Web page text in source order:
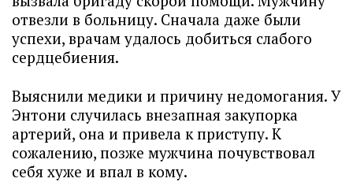
отвезли в больницу. Сначала даже были
успехи, врачам удалось добиться слабого
сердцебиения.
Выяснили медики и причину недомогания. У
Энтони случилась внезапная закупорка
артерий, она и привела к приступу. К
сожалению, позже мужчина почувствовал
себя хуже и впал в кому.